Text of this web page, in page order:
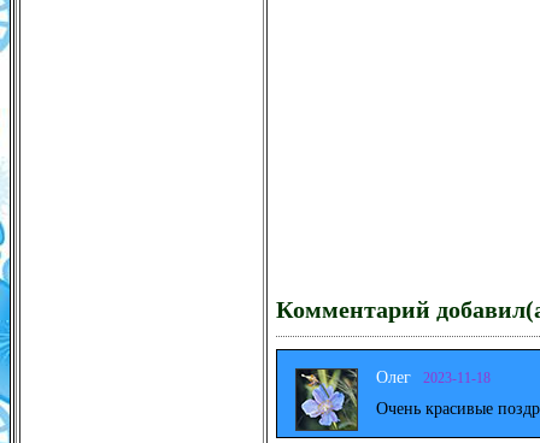
Комментарий
Олег 2023-11-18
Очень красивые